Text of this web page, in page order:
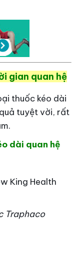
gian quan hệ
thuốc kéo dài
tuyệt vời, rất
dài quan hệ
King Health
Traphaco